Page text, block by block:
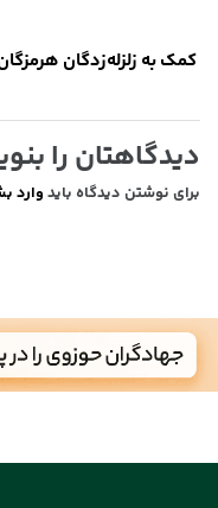
کمک به زلزله‌زدگان
دیدگاهتان را
برای نوشتن دیدگاه بایدوارد